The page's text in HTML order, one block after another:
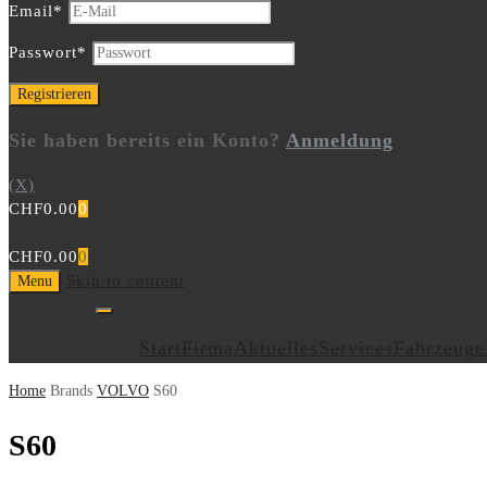
Email*
Passwort*
Sie haben bereits ein Konto? Anmeldung
(X)
CHF0.000
CHF0.000
Menu
Home Brands VOLVO S60
S60